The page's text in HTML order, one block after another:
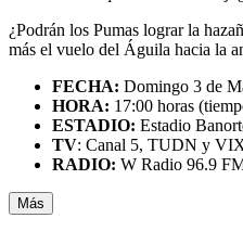
¿Podrán los Pumas lograr la
más el vuelo del Águila hacia la
FECHA: Domingo 3 de
HORA: 17:00 horas
ESTADIO: Estadio
TV: Canal 5, TUDN y
RADIO: W Radio 96.9
Más